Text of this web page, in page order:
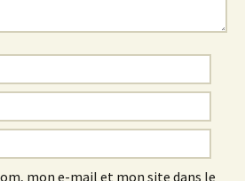
mon e-mail et mon site dans le